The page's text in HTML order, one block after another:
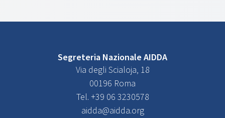
Segreteria Nazionale AIDDA
Via degli Scialoja, 18
00196 Roma
Tel. +39 06 3230578
aidda@aidda.org